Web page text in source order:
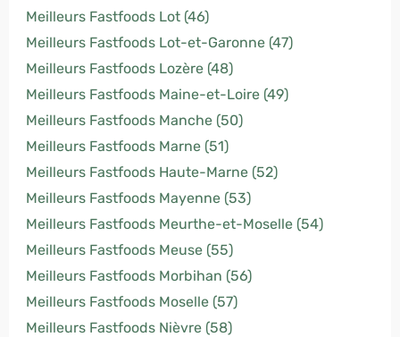
Meilleurs Fastfoods Lot (46)
Meilleurs Fastfoods Lot-et-Garonne (47)
Meilleurs Fastfoods Lozère (48)
Meilleurs Fastfoods Maine-et-Loire (49)
Meilleurs Fastfoods Manche (50)
Meilleurs Fastfoods Marne (51)
Meilleurs Fastfoods Haute-Marne (52)
Meilleurs Fastfoods Mayenne (53)
Meilleurs Fastfoods Meurthe-et-Moselle (54)
Meilleurs Fastfoods Meuse (55)
Meilleurs Fastfoods Morbihan (56)
Meilleurs Fastfoods Moselle (57)
Meilleurs Fastfoods Nièvre (58)